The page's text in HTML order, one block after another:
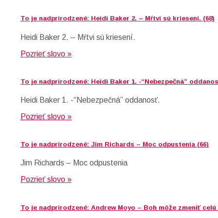
To je nadprirodzené: Heidi Baker 2. – Mŕtvi sú kriesení. (68)
Heidi Baker 2. – Mŕtvi sú kriesení.
Pozrieť slovo »
To je nadprirodzené: Heidi Baker 1. -“Nebezpečná”
Heidi Baker 1. -“Nebezpečná” oddanosť.
Pozrieť slovo »
To je nadprirodzené: Jim Richards – Moc odpustenia (66)
Jim Richards – Moc odpustenia
Pozrieť slovo »
To je nadprirodzené: Andrew Moyo – Boh môže zmeniť celú